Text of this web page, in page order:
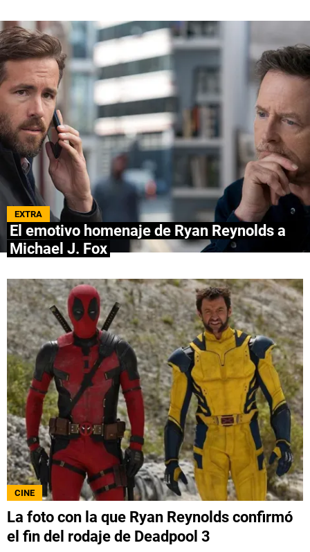
QUIENES SOMOS | STAFF | CONTACTO |
Escribe en Spoiler
Términos y Condiciones
Políticas de Privacidad
Política Editorial
Ad Choices
Bolavip, al igual que Futbol Sites, es una
compañía perteneciente a Better Collective.
Todos los derechos reservados.
EXTRA
El emotivo homenaje de Ryan Reynolds a
Michael J. Fox
CINE
La foto con la que Ryan Reynolds confirmó
el fin del rodaje de Deadpool 3